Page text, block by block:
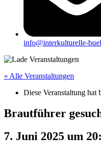
info@interkulturelle-
« Alle Veranstaltungen
Diese Veranstaltung hat
Brautführer
7. Juni 2025 um